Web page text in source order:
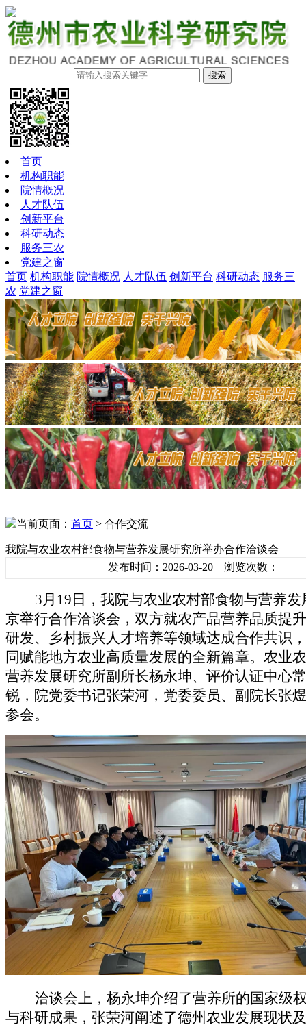
搜索
首页
机构职能
院情概况
人才队伍
创新平台
科研动态
服务三农
党建之窗
首页 机构职能 院情概况 人才队伍 创新平台 科研动态 服务三
农 党建之窗
当前页面： 首页 > 合作交流
我院与农业农村部食物与营养发展研究所举办合作洽谈会
发布时间：2026-03-20 浏览次数：
3月19日 ， 我院与农业农村部食物与营养发
京举行合作洽谈会，双方就农产品营养品质提
研发、乡村振兴人才培养等领域达成合作共识
同赋能地方农业高质量发展的全新篇章。农业
营养发展研究所副所长杨永坤、评价认证中心
锐 ， 院党委书记张荣河 ， 党委委员、副院长张
参会。
洽谈会上，杨永坤介绍了营养所的国家级
与科研成果，张荣河阐述了德州农业发展现状